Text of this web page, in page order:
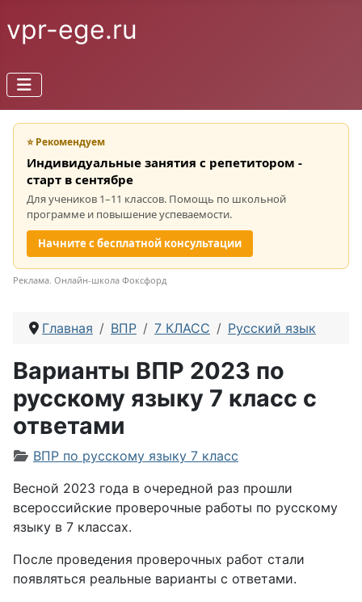
vpr-ege.ru
⭐ Рекомендуем
Индивидуальные занятия с репетитором -
старт в сентябре
Для учеников 1–11 классов. Помощь по школьной
программе и повышение успеваемости.
Начните с бесплатной консультации
Реклама. Онлайн-школа Фоксфорд
Главная ВПР 7 КЛАСС Русский язык
Варианты ВПР 2023 по
русскому языку 7 класс с
ответами
Информация о материале
ВПР по русскому языку 7 класс
Весной 2023 года в очередной раз прошли
всероссийские проверочные работы по русскому
языку в 7 классах.
После проведения проверочных работ стали
появляться реальные варианты с ответами.